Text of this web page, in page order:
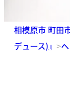
相模原市 町田
デュース)』 >